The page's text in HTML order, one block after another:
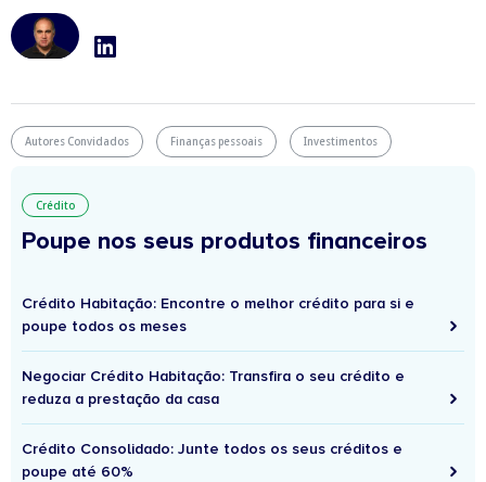
Autores Convidados Finanças pessoais Investimentos
Crédito
Poupe nos seus produtos financeiros
Crédito Habitação: Encontre o melhor crédito para si e
poupe todos os meses
Negociar Crédito Habitação: Transfira o seu crédito e
reduza a prestação da casa
Crédito Consolidado: Junte todos os seus créditos e
poupe até 60%